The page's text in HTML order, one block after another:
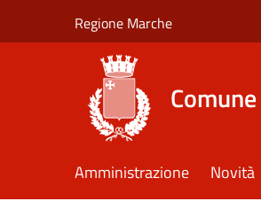
Regione Marche
Amministrazione Novità